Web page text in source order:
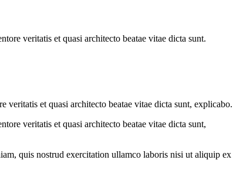
veritatis et quasi architecto beatae vitae dicta sunt.
veritatis et quasi architecto beatae vitae dicta sunt, explicabo.
veritatis et quasi architecto beatae vitae dicta sunt,
quis nostrud exercitation ullamco laboris nisi ut aliquip ex